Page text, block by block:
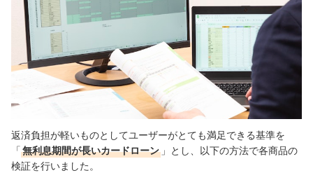
返済負担が軽いものとしてユーザーがとても満足できる基準を
「無利息期間が長いカードローン 」とし、以下の方法で各商品の
検証を行いました。